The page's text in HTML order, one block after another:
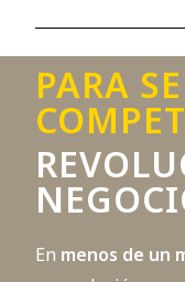
PARA
En menos de un